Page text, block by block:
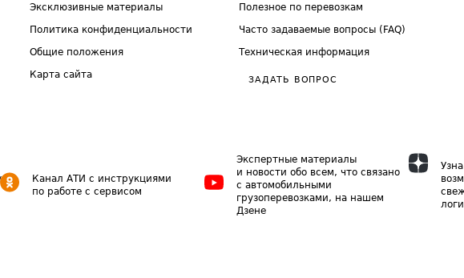
Эксклюзивные материалы
Политика конфиденциальности
Общие положения
Карта сайта
Полезное по перевозкам
Часто задаваемые вопросы (FAQ)
Техническая информация
ЗАДАТЬ ВОПРОС
Канал АТИ с инструкциями
по работе с сервисом
Экспертные материалы
и новости обо всем, что связано
с автомобильными
грузоперевозками, на нашем
Дзене